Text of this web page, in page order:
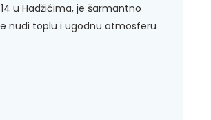
u Hadžićima, je šarmantno
nudi toplu i ugodnu atmosferu